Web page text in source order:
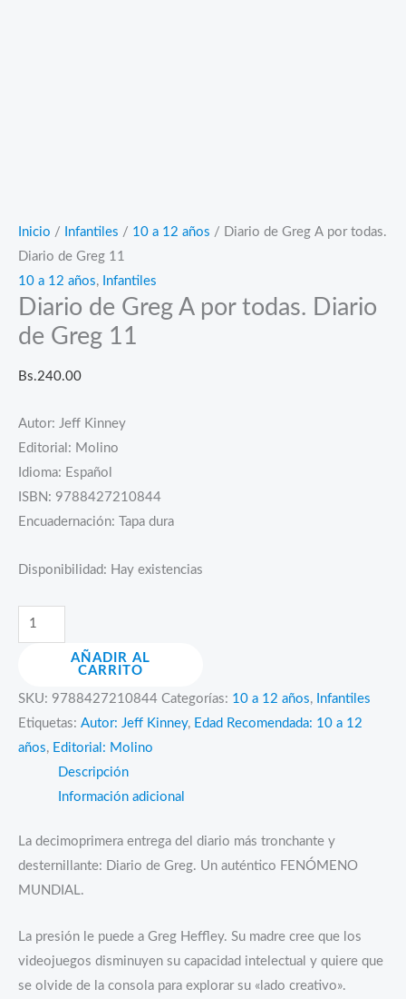
Inicio / Infantiles / 10 a 12 años / Diario de Greg A por todas.
Diario de Greg 11
10 a 12 años, Infantiles
Diario de Greg A por todas. Diario
de Greg 11
Bs.240.00
Autor: Jeff Kinney
Editorial: Molino
Idioma: Español
ISBN: 9788427210844
Encuadernación: Tapa dura
Disponibilidad: Hay existencias
Diario
de
A
por
todas.
11
cantidad
AÑADIR AL
CARRITO
SKU: 9788427210844 Categorías: 10 a 12 años, Infantiles
Etiquetas: Autor: Jeff Kinney, Edad Recomendada: 10 a 12
años, Editorial: Molino
Descripción
Información adicional
La decimoprimera entrega del diario más tronchante y
desternillante: Diario de Greg. Un auténtico FENÓMENO
MUNDIAL.
La presión le puede a Greg Heffley. Su madre cree que los
videojuegos disminuyen su capacidad intelectual y quiere que
se olvide de la consola para explorar su «lado creativo».